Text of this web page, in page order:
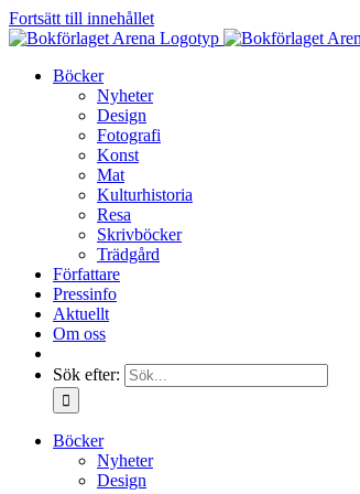
Fortsätt till innehållet
Böcker
Nyheter
Design
Fotografi
Konst
Mat
Kulturhistoria
Resa
Skrivböcker
Trädgård
Författare
Pressinfo
Aktuellt
Om oss
Sök efter:
Böcker
Nyheter
Design